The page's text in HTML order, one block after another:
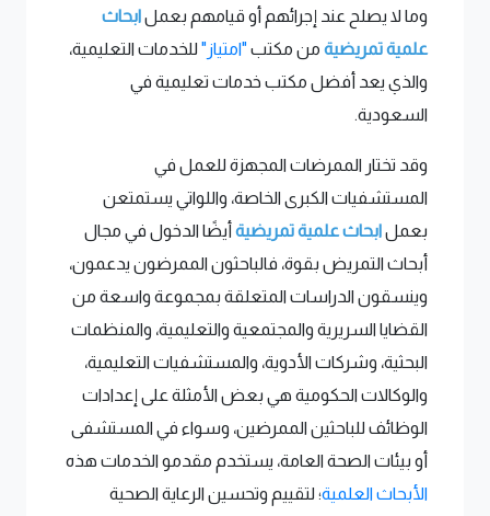
وما لا يصلح عند إجرائهم أو قيامهم بعملابحاث
علمية تمريضية من مكتب "امتياز" للخدمات التعليمية،
والذي يعد أفضل مكتب خدمات تعليمية في
السعودية.
وقد تختار الممرضات المجهزة للعمل في
المستشفيات الكبرى الخاصة، واللواتي يستمتعن
بعملابحاث علمية تمريضية أيضًا الدخول في مجال
أبحاث التمريض بقوة، فالباحثون الممرضون يدعمون،
وينسقون الدراسات المتعلقة بمجموعة واسعة من
القضايا السريرية والمجتمعية والتعليمية، والمنظمات
البحثية، وشركات الأدوية، والمستشفيات التعليمية،
والوكالات الحكومية هي بعض الأمثلة على إعدادات
الوظائف للباحثين الممرضين، وسواء في المستشفى
أو بيئات الصحة العامة، يستخدم مقدمو الخدمات هذه
الأبحاث العلمية؛ لتقييم وتحسين الرعاية الصحية